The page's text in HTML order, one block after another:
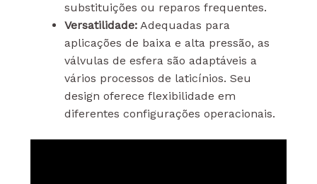
substituições ou reparos frequentes.
Versatilidade:Adequadas para
aplicações de baixa e alta pressão, as
válvulas de esfera são adaptáveis a
vários processos de laticínios. Seu
design oferece flexibilidade em
diferentes configurações operacionais.